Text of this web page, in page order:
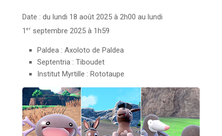
Date : du lundi 18 août 2025 à 2h00 au lundi
1 er septembre 2025 à 1h59
Paldea : Axoloto de Paldea
Septentria : Tiboudet
Institut Myrtille : Rototaupe